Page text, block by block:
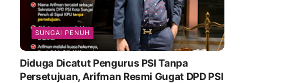
SUNGAI PENUH
Diduga Dicatut Pengurus PSI Tanpa
Persetujuan, Arifman Resmi Gugat DPD PSI